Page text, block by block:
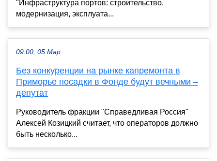
"Инфраструктура портов: строительство,
модернизация, эксплуата...
09:00, 05 Мар
Без конкуренции на рынке капремонта в
Приморье посадки в Фонде будут вечными –
депутат
Руководитель фракции "Справедливая Россия"
Алексей Козицкий считает, что операторов должно
быть несколько...